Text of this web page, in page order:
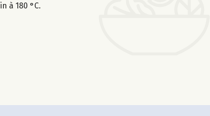
à 180 °C.